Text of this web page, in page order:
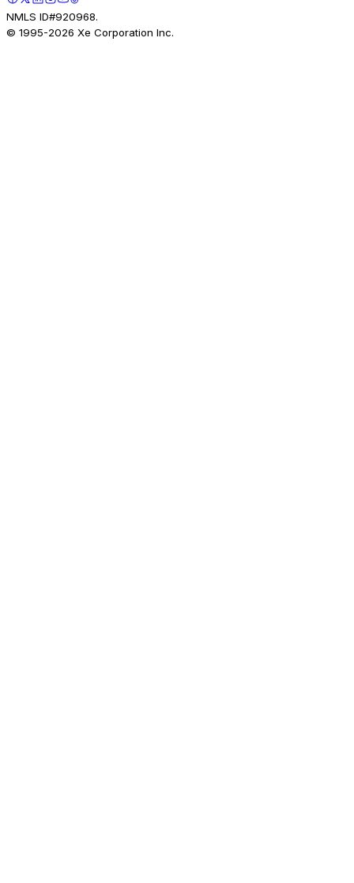
NMLS ID#920968.
© 1995-2026 Xe Corporation Inc.